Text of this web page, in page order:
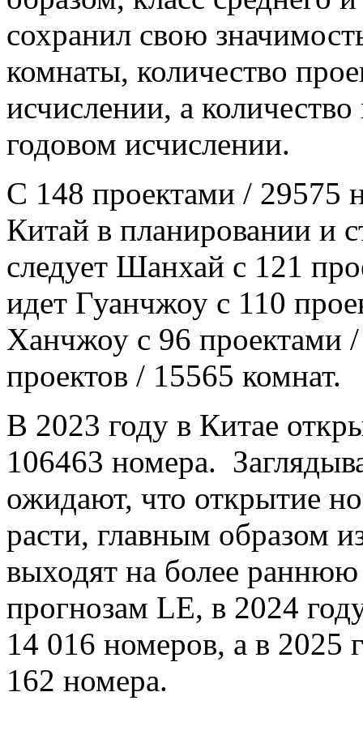
сохранил свою
комнаты, количество
исчислении, а
годовом исчислении.
С 148 проектами / 29575
Китай в планировании и
следует Шанхай с 121
идет Гуанчжоу с 110
Ханчжоу с 96 проектами
проектов / 15565 комнат.
В 2023 году в Китае
106463 номера.
ожидают, что открытие
расти, главным образом
выходят на более
прогнозам LE, в 2024
14 016 номеров, а в 2025
162 номера.